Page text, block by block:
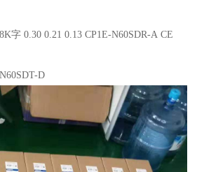
字 0.30 0.21 0.13 CP1E-N60SDR-A CE
D